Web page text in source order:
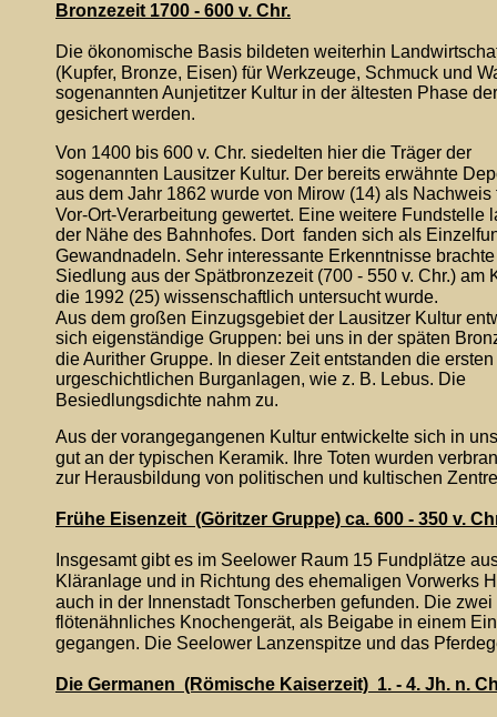
Bronzezeit 1700 - 600 v. Chr.
Die ökonomische Basis bildeten weiterhin
(Kupfer, Bronze, Eisen) für Werkzeuge, Schmuck und
sogenannten Aunjetitzer Kultur in der ältesten Phase
gesichert werden.
Von 1400 bis 600 v. Chr. siedelten hier die Träger der
sogenannten Lausitzer Kultur. Der bereits erwähnte
aus dem Jahr 1862 wurde von Mirow (14) als
Vor-Ort-Verarbeitung gewertet. Eine weitere Fundstelle
der Nähe des Bahnhofes. Dort  fanden sich als
Gewandnadeln. Sehr interessante Erkenntnisse
Siedlung aus der Spätbronzezeit (700 - 550 v. Chr.) am
die 1992 (25) wissenschaftlich untersucht wurde.
Aus dem großen Einzugsgebiet der Lausitzer Kultur
sich eigenständige Gruppen: bei uns in der späten
die Aurither Gruppe. In dieser Zeit entstanden die ersten
urgeschichtlichen Burganlagen, wie z. B. Lebus. Die
Besiedlungsdichte nahm zu.
Aus der vorangegangenen Kultur entwickelte sich in
gut an der typischen Keramik. Ihre Toten wurden
zur Herausbildung von politischen und kultischen
Frühe Eisenzeit  (Göritzer Gruppe) ca. 600 - 350 v.
Insgesamt gibt es im Seelower Raum 15 Fundplätze
Kläranlage und in Richtung des ehemaligen Vorwerks
auch in der Innenstadt Tonscherben gefunden. Die
flötenähnliches Knochengerät, als Beigabe in einem
gegangen. Die Seelower Lanzenspitze und das
Die Germanen  (Römische Kaiserzeit)  1. - 4. Jh. n.